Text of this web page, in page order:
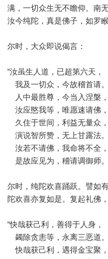
满，一切众生无不瞻仰。南
汝今纯陀，真是佛子，如罗
尔时，大众即说偈言：
“汝虽生人道，已超第六天，
我及一切众，今故稽首请。
人中最胜尊，今当入涅槃，
汝应愍我等，唯愿速请佛，
久住于世间，利益无量众，
演说智所赞，无上甘露法。
汝若不请佛，我命将不全，
是故应见为，稽请调御师
尔时，纯陀欢喜踊跃。譬如
陀欢喜亦复如是。复起礼佛
“快哉获己利，善得于人身，
蠲除贪恚等，永离三恶道。
快哉获己利，遇得金宝聚，